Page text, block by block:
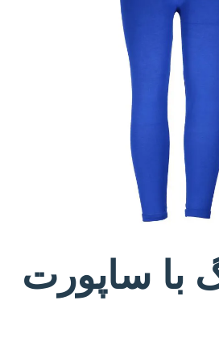
با ساپورت